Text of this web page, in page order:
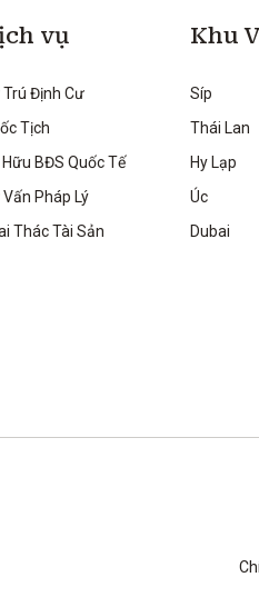
vụ
Trú Định Cư
Tịch
BĐS Quốc Tế
Pháp Lý
Thác Tài Sản
Khu
Síp
Thái Lan
Hy Lạp
Úc
Dubai